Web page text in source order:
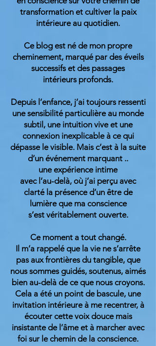
transformation et cultiver la paix
intérieure au quotidien.
Ce blog est né de mon propre
cheminement, marqué par des éveils
successifs et des passages
intérieurs profonds.
Depuis l’enfance, j’ai toujours ressenti
une sensibilité particulière au monde
subtil, une intuition vive et une
connexion inexplicable à ce qui
dépasse le visible. Mais c’est à la suite
d’un événement marquant ..
une expérience intime
avec l’au-delà, où j’ai perçu avec
clarté la présence d’un être de
lumière que ma conscience
s’est véritablement ouverte.
Ce moment a tout changé.
Il m’a rappelé que la vie ne s’arrête
pas aux frontières du tangible, que
nous sommes guidés, soutenus, aimés
bien au-delà de ce que nous croyons.
Cela a été un point de bascule, une
invitation intérieure à me recentrer, à
écouter cette voix douce mais
insistante de l’âme et à marcher avec
foi sur le chemin de la conscience.